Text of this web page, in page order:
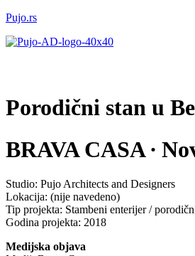
Pujo.rs
Porodični stan u
BRAVA CASA ∙
Studio: Pujo Architects and Designers
Lokacija: (nije navedeno)
Tip projekta: Stambeni enterijer /
Godina projekta: 2018
Medijska objava